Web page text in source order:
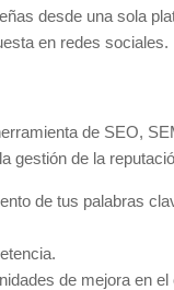
desde una sola
en redes sociales.
de SEO,
gestión de la
de tus palabras
de mejora en el